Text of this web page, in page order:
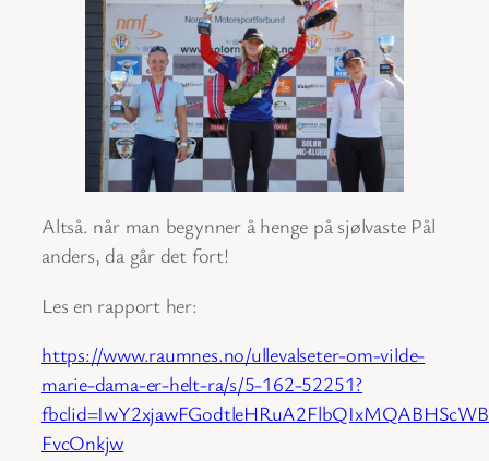
Altså. når man begynner å henge på sjølvaste Pål
anders, da går det fort!
Les en rapport her:
https://www.raumnes.no/ullevalseter-om-vilde-
marie-dama-er-helt-ra/s/5-162-52251?
FvcOnkjw